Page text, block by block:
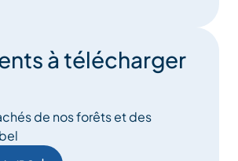
à télécharger
de nos forêts et des